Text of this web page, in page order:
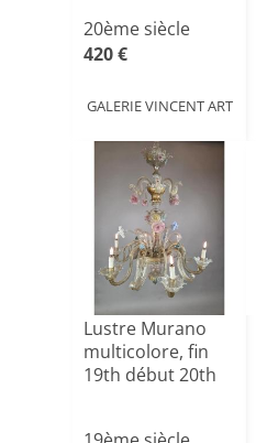
20ème siècle
420 €
GALERIE VINCENT ART
Lustre Murano
multicolore, fin
19th début 20th